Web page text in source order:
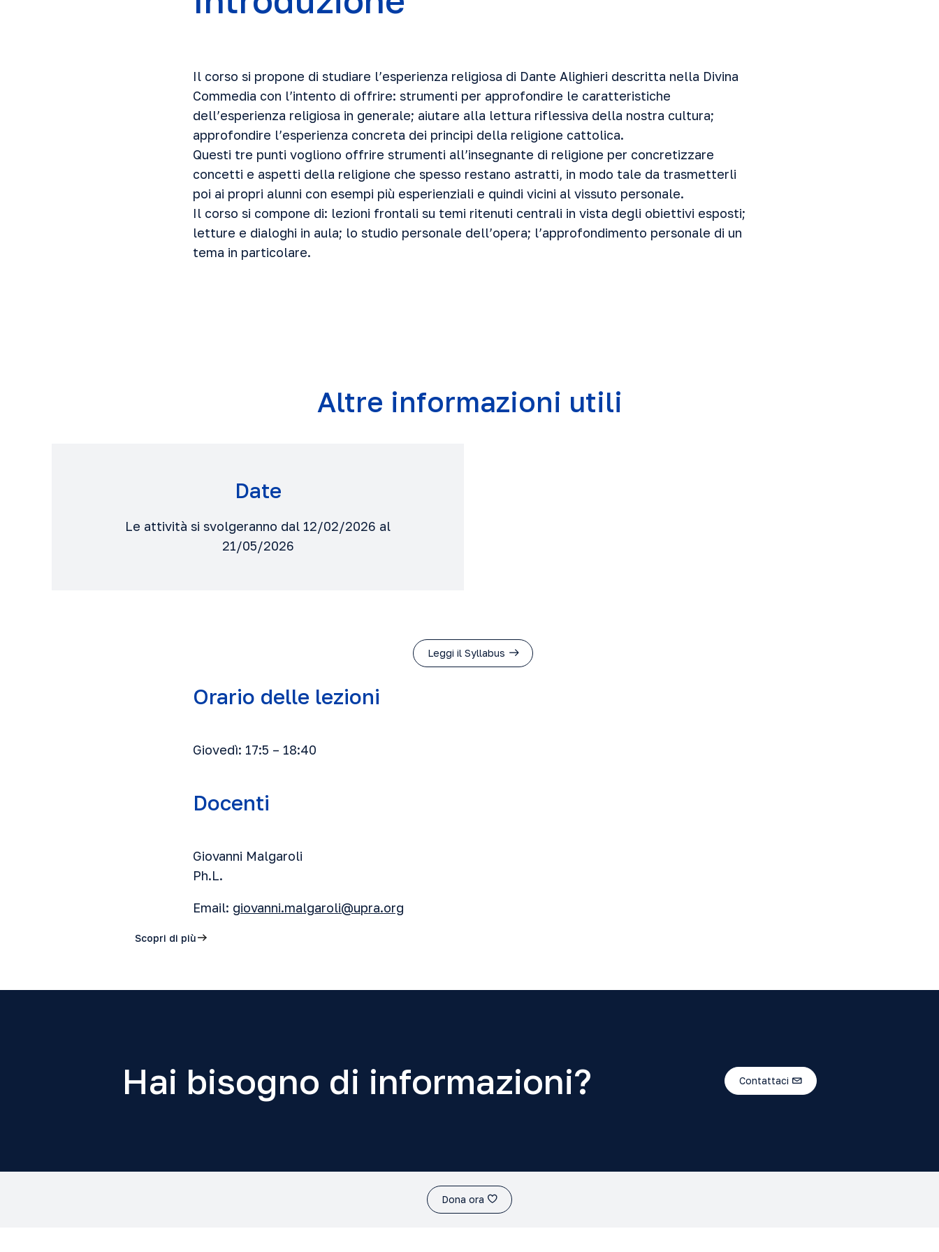
Il corso si propone di studiare l’esperienza religiosa di Dante Alighieri descritta nella Divina
Commedia con l’intento di offrire: strumenti per approfondire le caratteristiche
dell’esperienza religiosa in generale; aiutare alla lettura riflessiva della nostra cultura;
approfondire l’esperienza concreta dei principi della religione cattolica.
Questi tre punti vogliono offrire strumenti all’insegnante di religione per concretizzare
concetti e aspetti della religione che spesso restano astratti, in modo tale da trasmetterli
poi ai propri alunni con esempi più esperienziali e quindi vicini al vissuto personale.
Il corso si compone di: lezioni frontali su temi ritenuti centrali in vista degli obiettivi esposti;
letture e dialoghi in aula; lo studio personale dell’opera; l’approfondimento personale di un
tema in particolare.
Altre informazioni utili
Date
Le attività si svolgeranno dal 12/02/2026 al
21/05/2026
Leggi il Syllabus
Orario delle lezioni
Giovedì: 17:5 – 18:40
Docenti
Giovanni Malgaroli
Ph.L.
Email: giovanni.malgaroli@upra.org
Scopri di più
Hai bisogno di informazioni? Contattaci
Dona ora